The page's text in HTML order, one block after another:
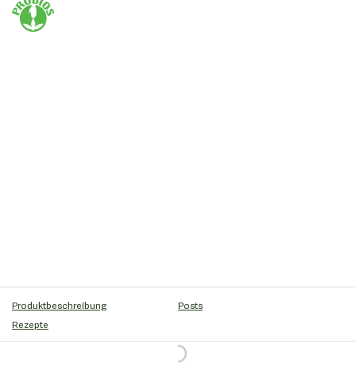
Produktbeschreibung
Posts
Rezepte